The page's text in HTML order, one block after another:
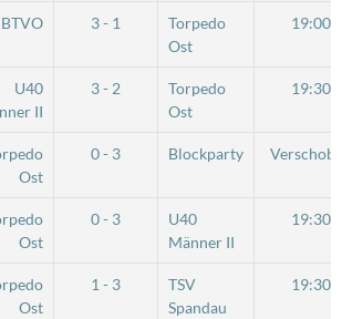
BTVO 3 - 1
Torpedo
Ost
19:00
U40
II
3 - 2
Torpedo
Ost
19:30
Ost
0 - 3 Blockparty
Ost
0 - 3
U40
Männer II
19:30
Ost
1 - 3
TSV
Spandau
19:30